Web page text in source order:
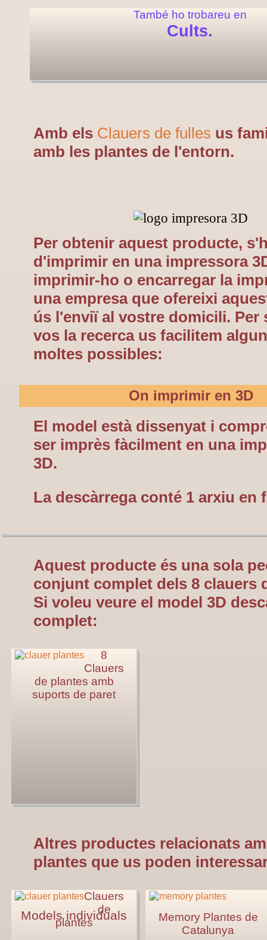
També ho trobareu en
Cults.
Amb els Clauers de fulles us
amb les plantes de l'entorn.
Per obtenir aquest producte,
d'imprimir en una impressora
imprimir-ho o encarregar la
una empresa que ofereixi
ús l'enviï al vostre domicili. Per
vos la recerca us facilitem
moltes possibles:
On imprimir en 3D
El model està dissenyat i
ser imprès fàcilment en una
3D.
La descàrrega conté 1 arxiu en
Aquest producte és una sola
conjunt complet dels 8 clauers
Si voleu veure el model 3D
complet:
8
Clauers
de plantes amb
suports de paret
Altres productes relacionats
plantes que us poden
Clauers
de
plantes
Models individuals
Memory Plantes de
Catalunya